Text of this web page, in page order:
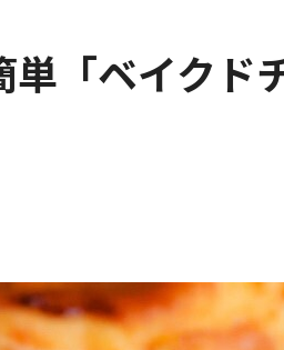
単「ベイクド